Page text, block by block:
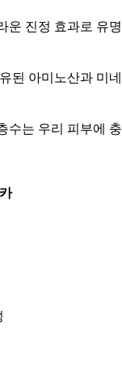
운 진정 효과로 유명
된 아미노산과 미네
수는 우리 피부에 충